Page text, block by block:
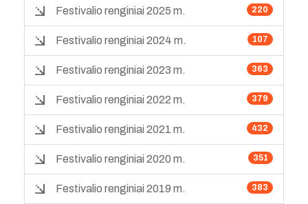
220
Festivalio renginiai 2025 m.
107
Festivalio renginiai 2024 m.
363
Festivalio renginiai 2023 m.
379
Festivalio renginiai 2022 m.
432
Festivalio renginiai 2021 m.
351
Festivalio renginiai 2020 m.
383
Festivalio renginiai 2019 m.